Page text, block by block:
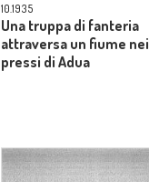
10.1935
Una truppa di fanteria
attraversa un fiume nei
pressi di Adua